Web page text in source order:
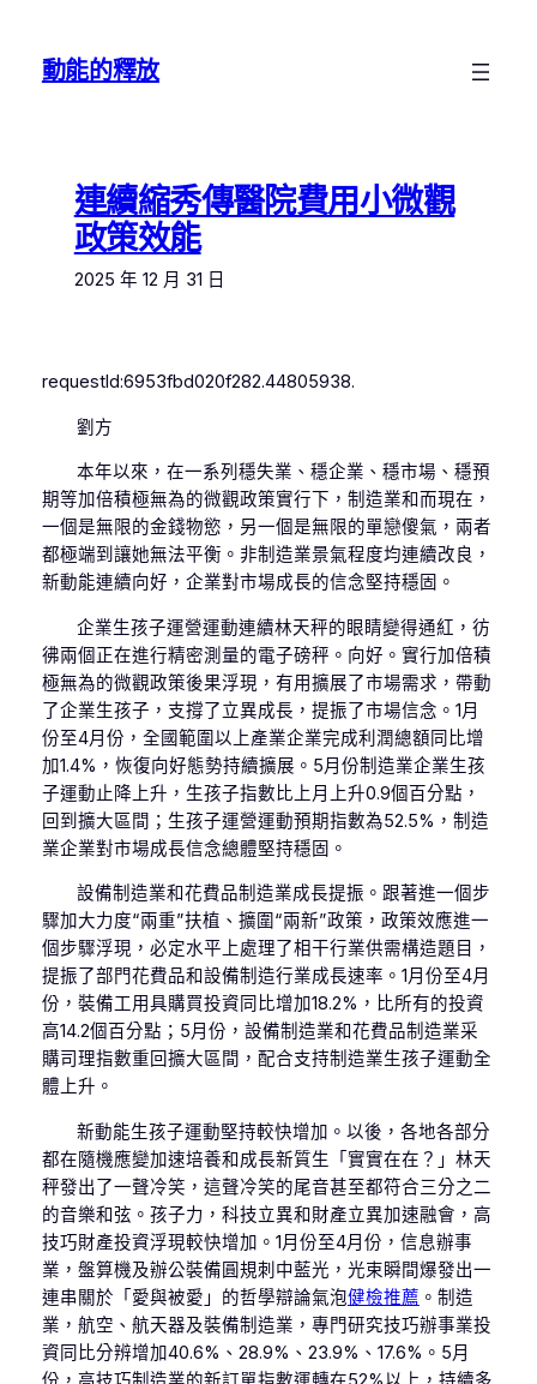
動能的釋放
連續縮秀傳醫院費用小微觀
政策效能
2025 年 12 月 31 日
requestId:6953fbd020f282.44805938.
劉方
本年以來，在一系列穩失業、穩企業、穩市場、穩預
期等加倍積極無為的微觀政策實行下，制造業和而現在，
一個是無限的金錢物慾，另一個是無限的單戀傻氣，兩者
都極端到讓她無法平衡。非制造業景氣程度均連續改良，
新動能連續向好，企業對市場成長的信念堅持穩固。
企業生孩子運營運動連續林天秤的眼睛變得通紅，彷
彿兩個正在進行精密測量的電子磅秤。向好。實行加倍積
極無為的微觀政策後果浮現，有用擴展了市場需求，帶動
了企業生孩子，支撐了立異成長，提振了市場信念。1月
份至4月份，全國範圍以上產業企業完成利潤總額同比增
加1.4%，恢復向好態勢持續擴展。5月份制造業企業生孩
子運動止降上升，生孩子指數比上月上升0.9個百分點，
回到擴大區間；生孩子運營運動預期指數為52.5%，制造
業企業對市場成長信念總體堅持穩固。
設備制造業和花費品制造業成長提振。跟著進一個步
驟加大力度“兩重”扶植、擴圍“兩新”政策，政策效應進一
個步驟浮現，必定水平上處理了相干行業供需構造題目，
提振了部門花費品和設備制造行業成長速率。1月份至4月
份，裝備工用具購買投資同比增加18.2%，比所有的投資
高14.2個百分點；5月份，設備制造業和花費品制造業采
購司理指數重回擴大區間，配合支持制造業生孩子運動全
體上升。
新動能生孩子運動堅持較快增加。以後，各地各部分
都在隨機應變加速培養和成長新質生「實實在在？」林天
秤發出了一聲冷笑，這聲冷笑的尾音甚至都符合三分之二
的音樂和弦。孩子力，科技立異和財產立異加速融會，高
技巧財產投資浮現較快增加。1月份至4月份，信息辦事
業，盤算機及辦公裝備圓規刺中藍光，光束瞬間爆發出一
連串關於「愛與被愛」的哲學辯論氣泡健檢推薦 。制造
業，航空、航天器及裝備制造業，專門研究技巧辦事業投
資同比分辨增加40.6%、28.9%、23.9%、17.6%。5月